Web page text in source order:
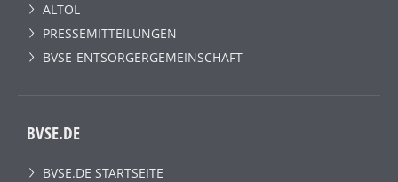
ALTÖL
PRESSEMITTEILUNGEN
BVSE-ENTSORGERGEMEINSCHAFT
BVSE.DE
BVSE.DE STARTSEITE